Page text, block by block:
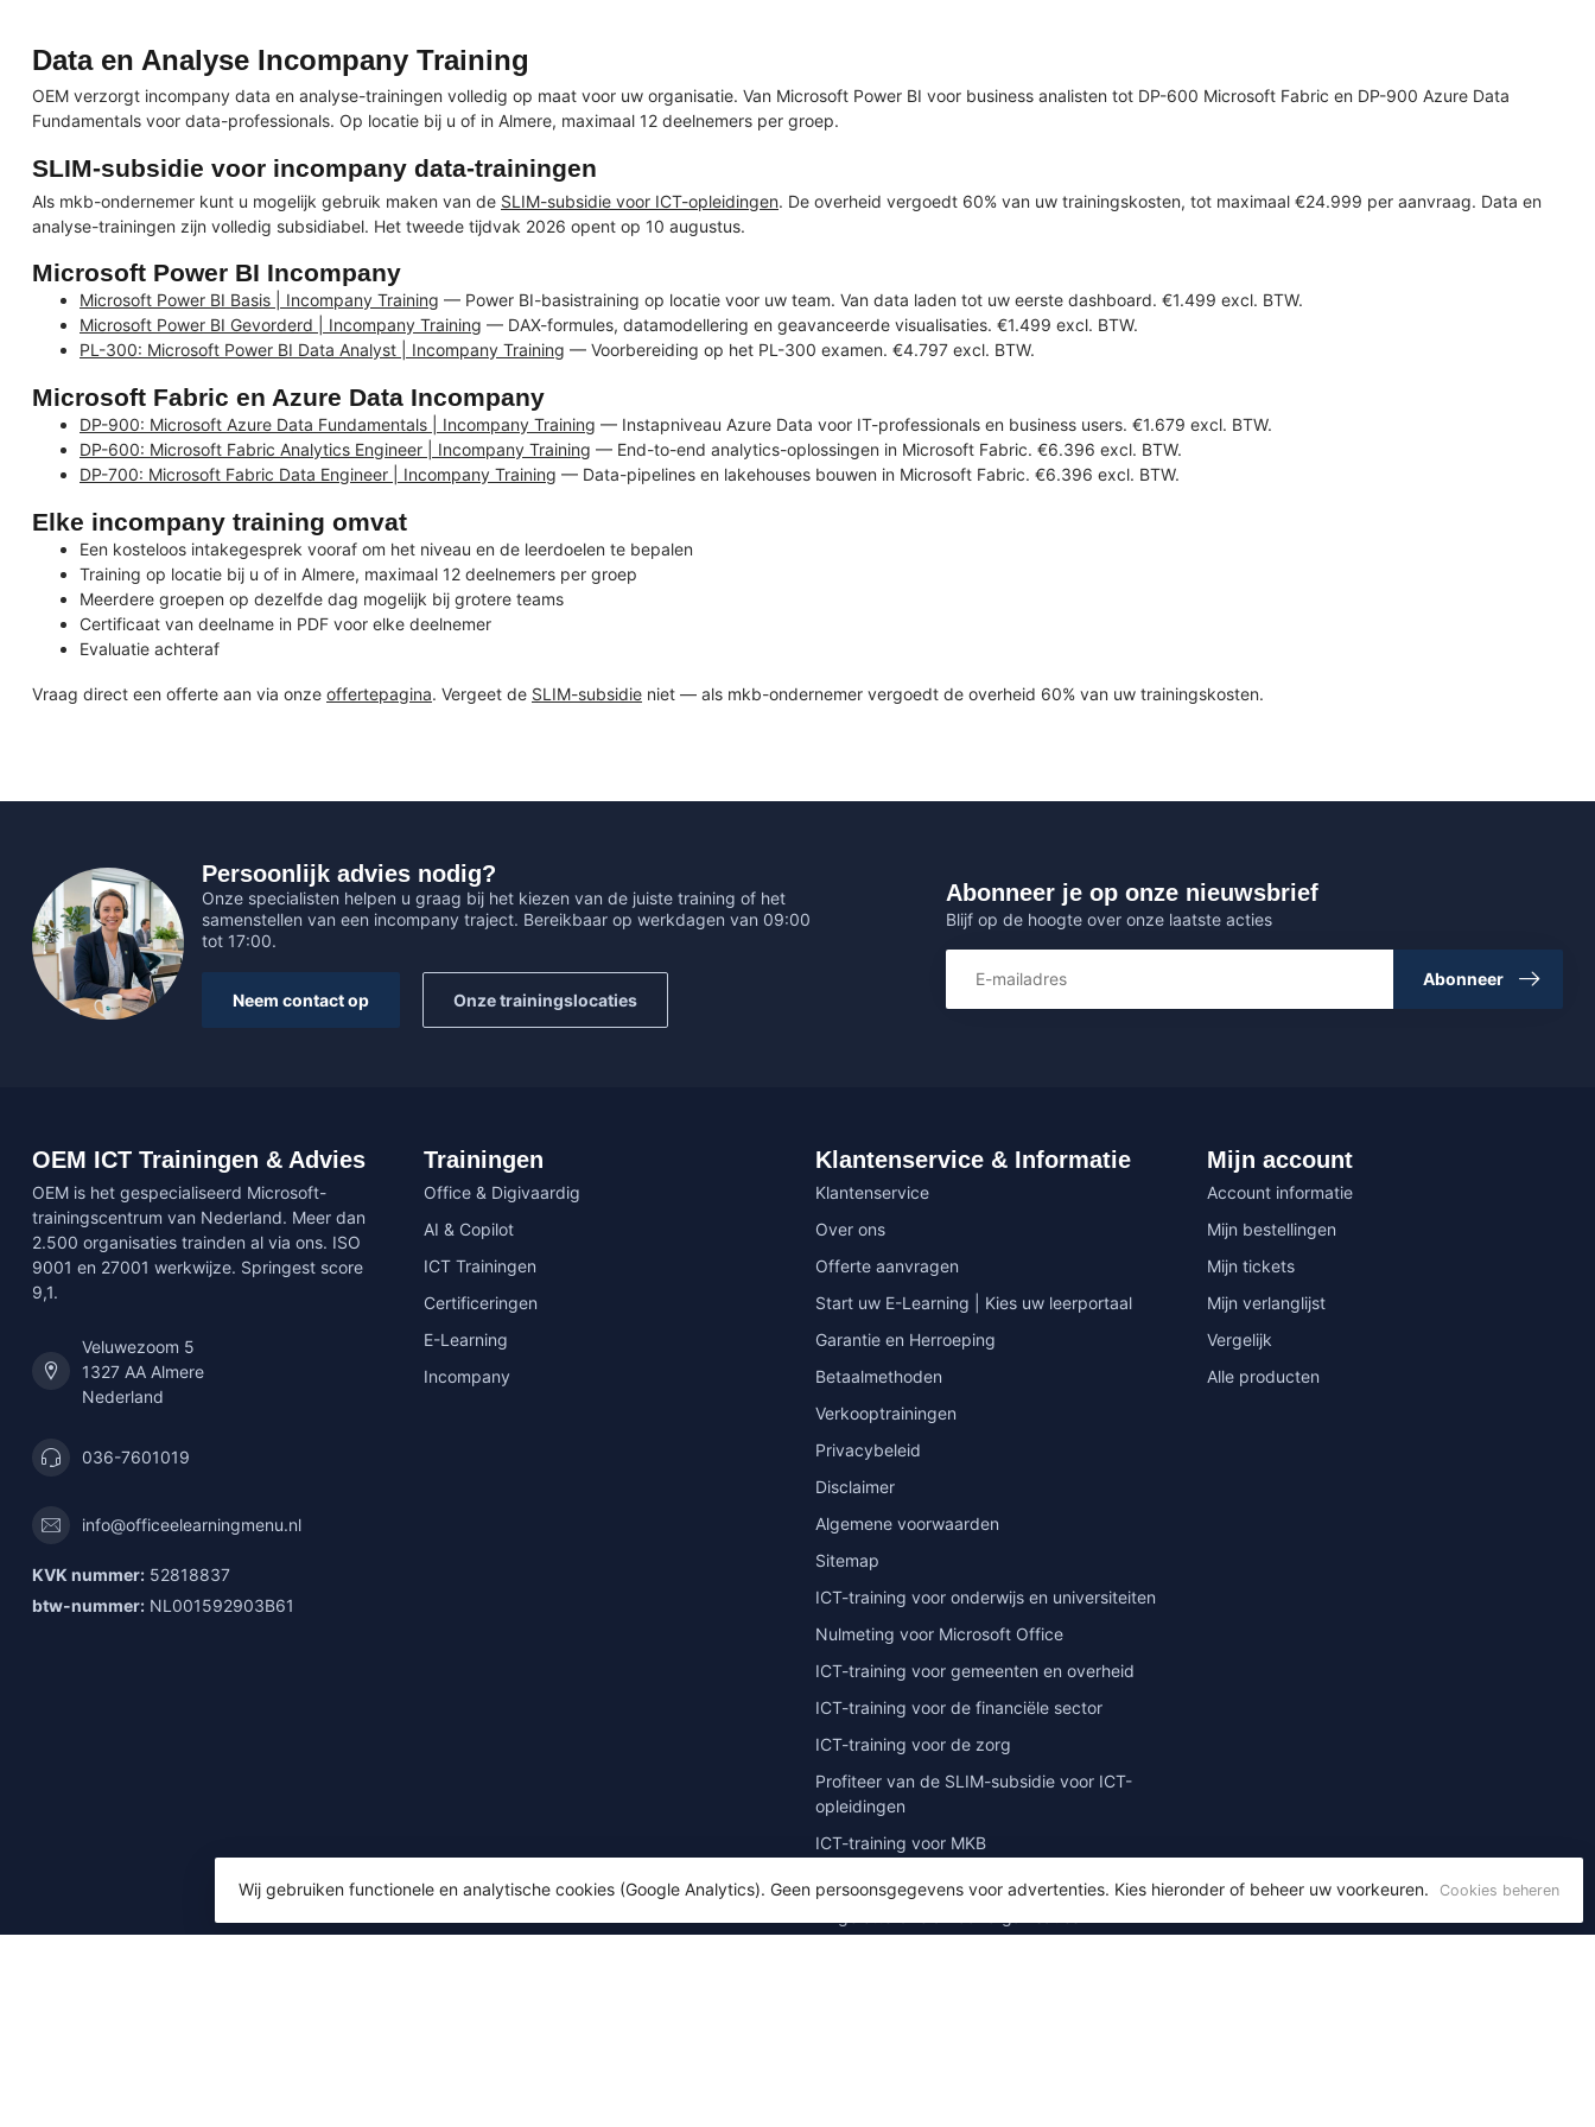
Data en Analyse Incompany Training
OEM verzorgt incompany data en analyse-trainingen volledig op maat voor uw organisatie. Van Microsoft Power BI voor business analisten tot DP-600 Microsoft Fabric en DP-900 Azure Data
Fundamentals voor data-professionals. Op locatie bij u of in Almere, maximaal 12 deelnemers per groep.
SLIM-subsidie voor incompany data-trainingen
Als mkb-ondernemer kunt u mogelijk gebruik maken van de SLIM-subsidie voor ICT-opleidingen. De overheid vergoedt 60% van uw trainingskosten, tot maximaal €24.999 per aanvraag. Data en
analyse-trainingen zijn volledig subsidiabel. Het tweede tijdvak 2026 opent op 10 augustus.
Microsoft Power BI Incompany
Microsoft Power BI Basis | Incompany Training — Power BI-basistraining op locatie voor uw team. Van data laden tot uw eerste dashboard. €1.499 excl. BTW.
Microsoft Power BI Gevorderd | Incompany Training — DAX-formules, datamodellering en geavanceerde visualisaties. €1.499 excl. BTW.
PL-300: Microsoft Power BI Data Analyst | Incompany Training — Voorbereiding op het PL-300 examen. €4.797 excl. BTW.
Microsoft Fabric en Azure Data Incompany
DP-900: Microsoft Azure Data Fundamentals | Incompany Training — Instapniveau Azure Data voor IT-professionals en business users. €1.679 excl. BTW.
DP-600: Microsoft Fabric Analytics Engineer | Incompany Training — End-to-end analytics-oplossingen in Microsoft Fabric. €6.396 excl. BTW.
DP-700: Microsoft Fabric Data Engineer | Incompany Training — Data-pipelines en lakehouses bouwen in Microsoft Fabric. €6.396 excl. BTW.
Elke incompany training omvat
Een kosteloos intakegesprek vooraf om het niveau en de leerdoelen te bepalen
Training op locatie bij u of in Almere, maximaal 12 deelnemers per groep
Meerdere groepen op dezelfde dag mogelijk bij grotere teams
Certificaat van deelname in PDF voor elke deelnemer
Evaluatie achteraf
Vraag direct een offerte aan via onze offertepagina. Vergeet de SLIM-subsidie niet — als mkb-ondernemer vergoedt de overheid 60% van uw trainingskosten.
Persoonlijk advies nodig?
Onze specialisten helpen u graag bij het kiezen van de juiste training of het
samenstellen van een incompany traject. Bereikbaar op werkdagen van 09:00
tot 17:00.
Neem contact op Onze trainingslocaties
Abonneer je op onze nieuwsbrief
Blijf op de hoogte over onze laatste acties
Abonneer
OEM ICT Trainingen & Advies
OEM is het gespecialiseerd Microsoft-
trainingscentrum van Nederland. Meer dan
2.500 organisaties trainden al via ons. ISO
9001 en 27001 werkwijze. Springest score
9,1.
Veluwezoom 5
1327 AA Almere
Nederland
036-7601019
info@officeelearningmenu.nl
KVK nummer: 52818837
btw-nummer: NL001592903B61
Trainingen
Office & Digivaardig
AI & Copilot
ICT Trainingen
Certificeringen
E-Learning
Incompany
Klantenservice & Informatie
Klantenservice
Over ons
Offerte aanvragen
Start uw E-Learning | Kies uw leerportaal
Garantie en Herroeping
Betaalmethoden
Verkooptrainingen
Privacybeleid
Disclaimer
Algemene voorwaarden
Sitemap
ICT-training voor onderwijs en universiteiten
Nulmeting voor Microsoft Office
ICT-training voor gemeenten en overheid
ICT-training voor de financiële sector
ICT-training voor de zorg
Profiteer van de SLIM-subsidie voor ICT-
opleidingen
ICT-training voor MKB
Microsoft 365 migratie training
Mijn account
Account informatie
Mijn bestellingen
Mijn tickets
Mijn verlanglijst
Vergelijk
Alle producten
Wij gebruiken functionele en analytische cookies (Google Analytics). Geen persoonsgegevens voor advertenties. Kies hieronder of beheer uw voorkeuren. Cookies beheren